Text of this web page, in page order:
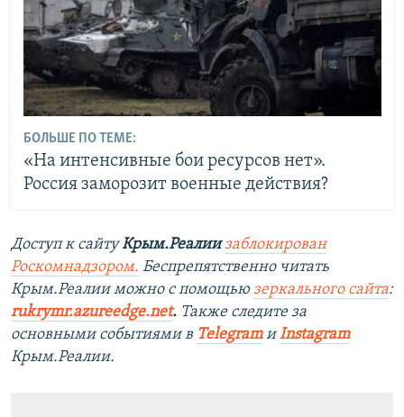
БОЛЬШЕ ПО ТЕМЕ:
«На интенсивные бои ресурсов нет».
Россия заморозит военные действия?
Доступ к сайтуКрым.Реалии заблокирован
Роскомнадзором. Беспрепятственно читать
Крым.Реалии можно с помощью зеркального сайта:
rukrymr.azureedge.net. Также следите за
основными событиями в TelegramиInstagram
Крым.Реалии.